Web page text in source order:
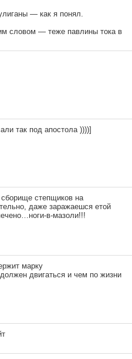
— как я понял.
словом — теже павлины тока в
так под апостола ))))]
степщиков на
даже заражаешся етой
в-мазоли!!!
марку
двигаться и чем по жизни